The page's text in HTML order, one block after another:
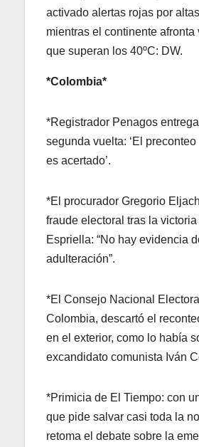
activado alertas rojas por
mientras el continente afronta
que superan los 40ºC: DW.
*Colombia*
*Registrador Penagos
segunda vuelta: ‘El
es acertado’.
*El procurador Gregorio
fraude electoral tras la
Espriella: “No hay evidencia
adulteración”.
*El Consejo Nacional
Colombia, descartó el
en el exterior, como lo había
excandidato comunista Iván
*Primicia de El Tiempo: con
que pide salvar casi toda la
retoma el debate sobre la